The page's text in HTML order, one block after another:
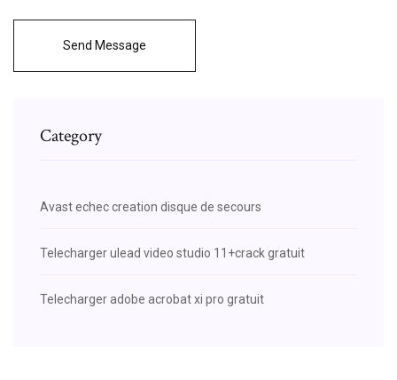
Send Message
Category
Avast echec creation disque de secours
Telecharger ulead video studio 11+crack gratuit
Telecharger adobe acrobat xi pro gratuit